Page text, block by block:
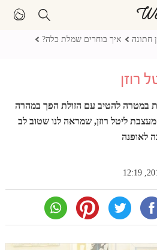
חתונה
איך בוחרים שמלת כלה?
רוזן
במטרה להטיב עם הזולת הפך במהרה
ליטל רוזן, שמראה לנו שטוב לב
לאופנה